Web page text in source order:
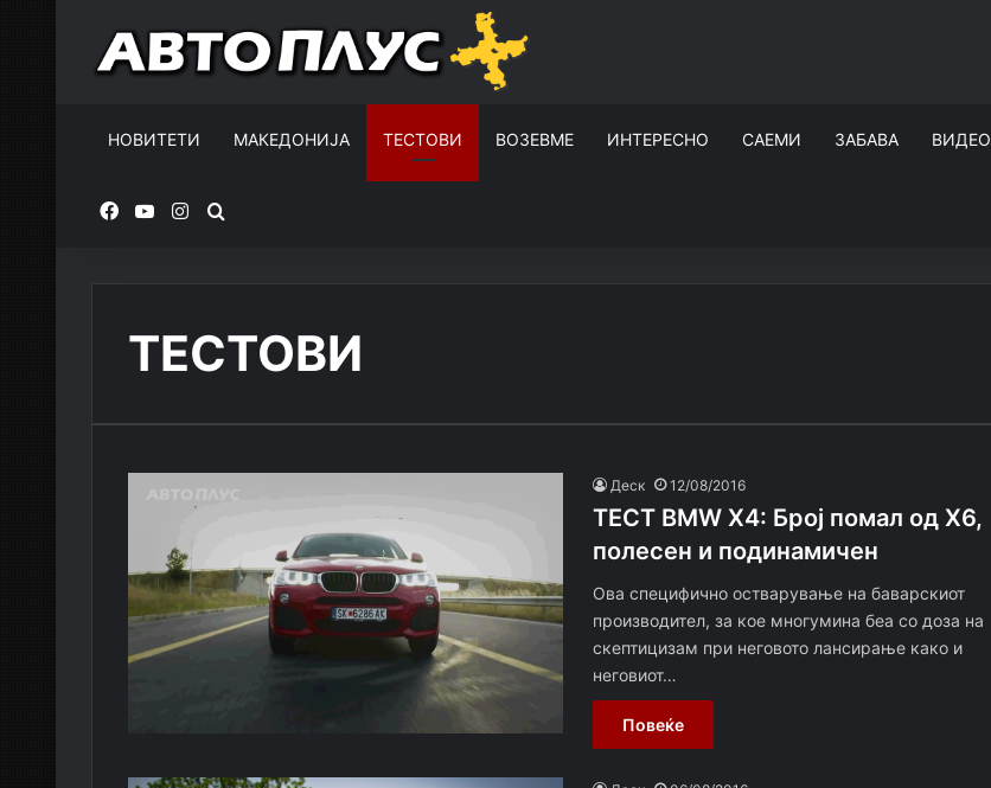
НОВИТЕТИ МАКЕДОНИЈА ТЕСТОВИ ВОЗЕВМЕ ИНТЕРЕСНО САЕМИ ЗАБАВА ВИДЕО
FacebookYouTubeInstagram
ТЕСТОВИ
Деск 12/08/2016
ТЕСТ BMW X4: Број помал од X6,
полесен и подинамичен
Ова специфично остварување на баварскиот
производител, за кое многумина беа со доза на
скептицизам при неговото лансирање како и
неговиот…
Повеќе